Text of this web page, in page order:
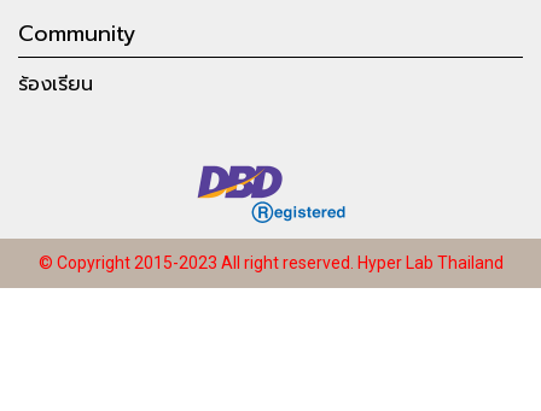
Community
ร้องเรียน
© Copyright 2015-2023 All right reserved. Hyper Lab Thailand